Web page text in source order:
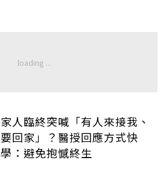
家人臨終突喊「有人來接我、
要回家」？醫授回應方式快
學：避免抱憾終生